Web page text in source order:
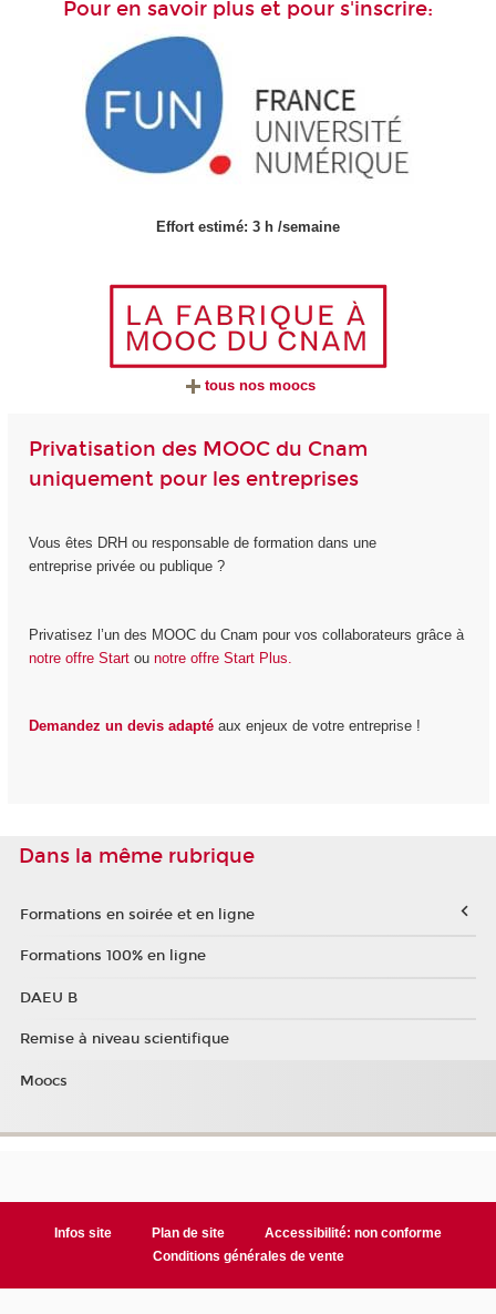
Pour en savoir plus et pour s'inscrire:
Effort estimé: 3 h /semaine
tous nos moocs
Privatisation des MOOC du Cnam
uniquement pour les entreprises
Vous êtes DRH ou responsable de formation dans une
entreprise privée ou publique ?
Privatisez l’un des MOOC du Cnam pour vos collaborateurs grâce à
notre offre Startou notre offre Start Plus.
Demandez un devis adaptéaux enjeux de votre entreprise !
Dans la même rubrique
Formations en soirée et en ligne
Formations 100% en ligne
DAEU B
Remise à niveau scientifique
Moocs
Infos site Plan de site
Accessibilité: non conforme
Conditions générales de vente